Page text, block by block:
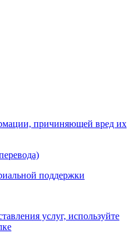
причиняющей вред их
поддержки
услуг, используйте